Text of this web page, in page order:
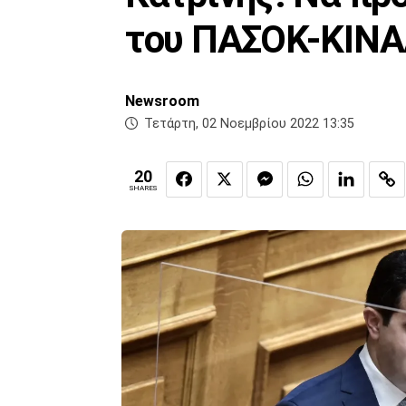
του ΠΑΣΟΚ-
Newsroom
Τετάρτη, 02 Νοεμβρίου 2022 13:35
20
SHARES